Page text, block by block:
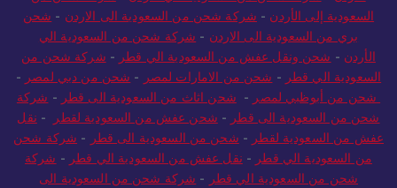
السعودية إلى الأردن - شركة شحن من السعودية الى الاردن - شحن
بري من السعودية الى الاردن - شركة شحن من السعودية الي
الأردن - شحن ونقل عفش من السعودية الي قطر - شركة شحن من
السعودية الي قطر - شحن من الامارات لمصر - شحن من دبي لمصر -
شحن من أبوظبي لمصر - شحن اثاث من السعودية الى قطر - شركة
شحن من السعودية الى قطر - شحن عفش من السعودية لقطر - نقل
عفش من السعودية لقطر - شحن من السعودية الى قطر - شركة شحن
من السعودية الي قطر - نقل عفش من السعودية الي قطر - شركة
شحن من السعودية الي قطر - شركة شحن من السعودية الى